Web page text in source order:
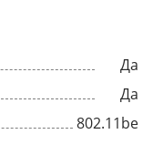
Да
Да
802.11be